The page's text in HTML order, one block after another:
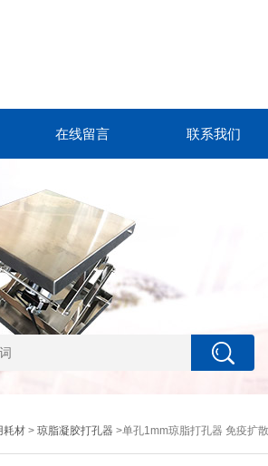
在线留言 联系我们
耗材> 琼脂凝胶打孔器 >单孔1mm琼脂打孔器 免疫扩